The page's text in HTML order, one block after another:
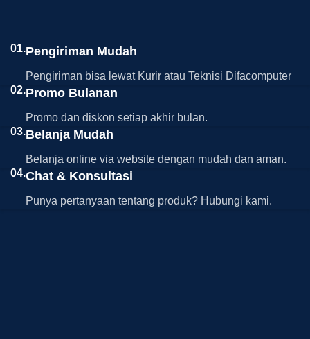
01.Pengiriman Mudah
Pengiriman bisa lewat Kurir atau Teknisi Difacomputer
02.Promo Bulanan
Promo dan diskon setiap akhir bulan.
03.Belanja Mudah
Belanja online via website dengan mudah dan aman.
04.Chat & Konsultasi
Punya pertanyaan tentang produk? Hubungi kami.